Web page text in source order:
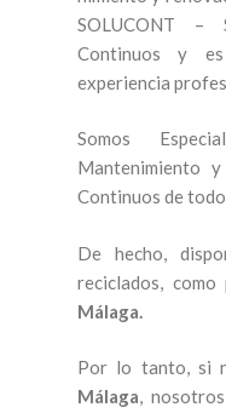
SOLUCONT –
Continuos y
experiencia
Somos
Mantenimiento
Continuos de
De hecho,
reciclados,
Málaga.
Por lo tanto, si
Málaga,